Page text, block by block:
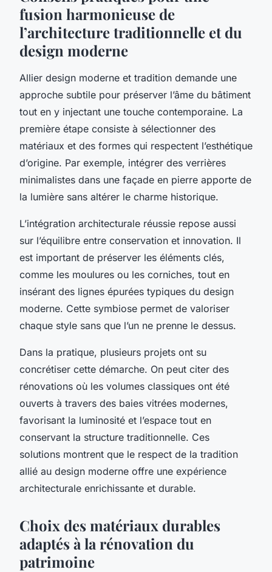
fusion harmonieuse de
l’architecture traditionnelle et du
design moderne
Allier design moderne et tradition demande une
approche subtile pour préserver l’âme du bâtiment
tout en y injectant une touche contemporaine. La
première étape consiste à sélectionner des
matériaux et des formes qui respectent l’esthétique
d’origine. Par exemple, intégrer des verrières
minimalistes dans une façade en pierre apporte de
la lumière sans altérer le charme historique.
L’intégration architecturale réussie repose aussi
sur l’équilibre entre conservation et innovation. Il
est important de préserver les éléments clés,
comme les moulures ou les corniches, tout en
insérant des lignes épurées typiques du design
moderne. Cette symbiose permet de valoriser
chaque style sans que l’un ne prenne le dessus.
Dans la pratique, plusieurs projets ont su
concrétiser cette démarche. On peut citer des
rénovations où les volumes classiques ont été
ouverts à travers des baies vitrées modernes,
favorisant la luminosité et l’espace tout en
conservant la structure traditionnelle. Ces
solutions montrent que le respect de la tradition
allié au design moderne offre une expérience
architecturale enrichissante et durable.
Choix des matériaux durables
adaptés à la rénovation du
patrimoine